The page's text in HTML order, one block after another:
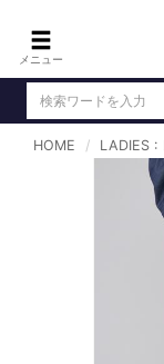
メニュー
新規会
DENIM : デ
PANTS : パ
TOPS : ト
HOME LADIES :